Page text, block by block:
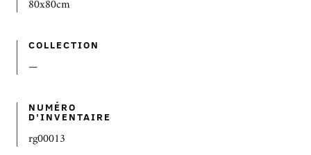
80x80cm
COLLECTION
—
NUMÉRO
D'INVENTAIRE
rg00013